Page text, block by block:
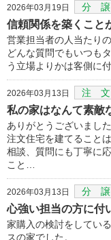
2026年03月19日 分 譲
信頼関係を築くこと
営業担当者の人当たり
どんな質問でもいつも
う立場よりかは客側に
2026年03月13日 注 文
私の家はなんて素敵
ありがとうございました
注文住宅を建てること
相談、質問にも丁寧に
こと…
2026年03月13日 分 譲
心強い担当の方に付
家購入の検討をしてい
スの家でした。